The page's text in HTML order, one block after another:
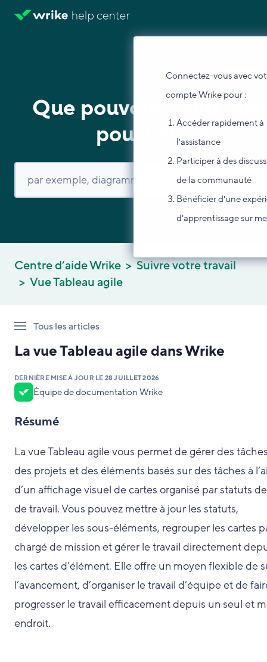
Connectez-vous avec
compte Wrike pour :
Accéder rapidement à
l'assistance
Participer à des
de la communauté
Bénéficier d'une
d'apprentissage sur
Que pouvons-nous
pour vous ?
Centre d’aide Wrike
Suivre votre travail
Vue Tableau agile
Tous les articles
La vue Tableau agile dans Wrike
DERNIÈRE MISE À JOUR LE 28 JUILLET 2026
Équipe de documentation Wrike
Résumé
La vue Tableau agile vous permet de gérer des
des projets et des éléments basés sur des tâches à
d’un affichage visuel de cartes organisé par statuts
de travail. Vous pouvez mettre à jour les statuts,
développer les sous-éléments, regrouper les cartes
chargé de mission et gérer le travail directement
les cartes d’élément. Elle offre un moyen flexible de
l’avancement, d’organiser le travail d’équipe et de
progresser le travail efficacement depuis un seul et
endroit.